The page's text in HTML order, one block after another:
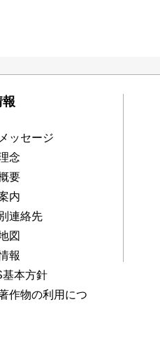
ッセージ
念
要
内
連絡先
図
報
基本方針
作物の利用につ